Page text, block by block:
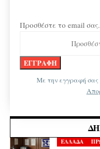
Προσθέστε το email
Με την εγγραφή σας
ΕΛΛΑΔΑ